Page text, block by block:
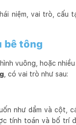
niệm, vai trò, cấu
bê tông
vuông, hoặc
, có vai trò như sau:
như dầm và cột,
tính toán và bố trí